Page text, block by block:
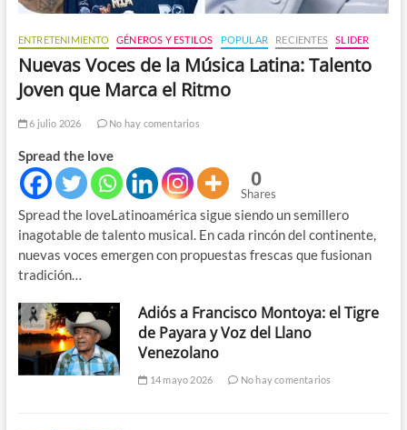
ENTRETENIMIENTO GÉNEROS Y ESTILOS POPULAR RECIENTES SLIDER
Nuevas Voces de la Música Latina: Talento
Joven que Marca el Ritmo
6 julio 2026 No hay comentarios
Spread the love
0
Shares
Spread the loveLatinoamérica sigue siendo un semillero
inagotable de talento musical. En cada rincón del continente,
nuevas voces emergen con propuestas frescas que fusionan
tradición…
Adiós a Francisco Montoya: el Tigre
de Payara y Voz del Llano
Venezolano
14 mayo 2026 No hay comentarios